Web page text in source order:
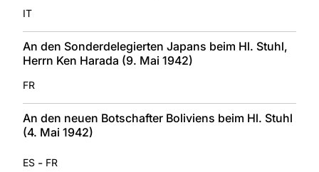
IT
An den Sonderdelegierten Japans beim Hl. Stuhl,
Herrn Ken Harada (9. Mai 1942)
FR
An den neuen Botschafter Boliviens beim Hl. Stuhl
(4. Mai 1942)
ES - FR